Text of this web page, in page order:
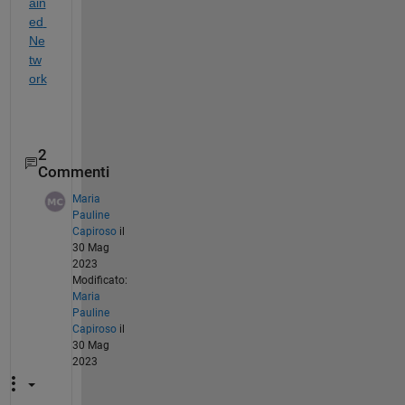
ed
Ne
tw
ork
2
Commenti
Maria
Pauline
Capiroso il
30 Mag
2023
Modificato:
Maria
Pauline
Capiroso il
30 Mag
2023